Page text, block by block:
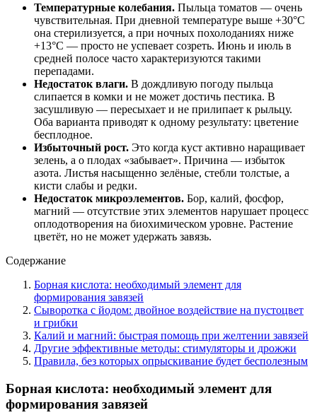
Температурные колебания. Пыльца томатов — очень
чувствительная. При дневной температуре выше +30°C
она стерилизуется, а при ночных похолоданиях ниже
+13°C — просто не успевает созреть. Июнь и июль в
средней полосе часто характеризуются такими
перепадами.
Недостаток влаги. В дождливую погоду пыльца
слипается в комки и не может достичь пестика. В
засушливую — пересыхает и не прилипает к рыльцу.
Оба варианта приводят к одному результату: цветение
бесплодное.
Избыточный рост. Это когда куст активно наращивает
зелень, а о плодах «забывает». Причина — избыток
азота. Листья насыщенно зелёные, стебли толстые, а
кисти слабы и редки.
Недостаток микроэлементов. Бор, калий, фосфор,
магний — отсутствие этих элементов нарушает процесс
оплодотворения на биохимическом уровне. Растение
цветёт, но не может удержать завязь.
Содержание
Борная кислота: необходимый элемент для
формирования завязей
Сыворотка с йодом: двойное воздействие на пустоцвет
и грибки
Калий и магний: быстрая помощь при желтении завязей
Другие эффективные методы: стимуляторы и дрожжи
Правила, без которых опрыскивание будет бесполезным
Борная кислота: необходимый элемент для
формирования завязей